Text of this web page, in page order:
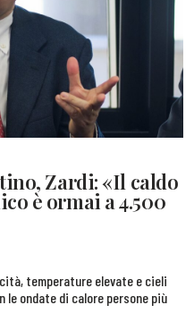
Zardi: «Il caldo
è ormai a 4.500
temperature elevate e cieli
le ondate di calore persone più